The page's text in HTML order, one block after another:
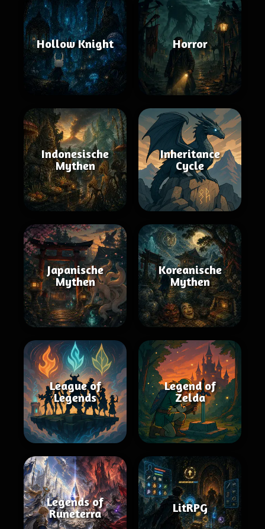
Hollow Knight Horror
Indonesische
Mythen
Inheritance
Cycle
Japanische
Mythen
Koreanische
Mythen
League of
Legends
Legend of
Zelda
Legends of
Runeterra
LitRPG